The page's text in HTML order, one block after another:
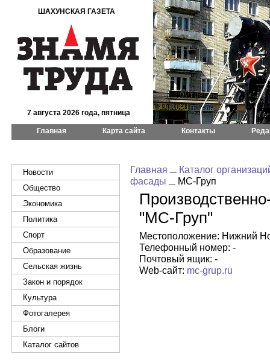
ШАХУНСКАЯ ГАЗЕТА
7 августа 2026 года, пятница
Главная Карта сайта Контакты
Новости
Общество
Экономика
Политика
Спорт
Образование
Сельская жизнь
Закон и порядок
Культура
Фотогалерея
Блоги
Каталог сайтов
Главная
Каталог
фасады
МС-Груп
"МС-Груп"
Местоположение: Нижний
Телефонный номер: -
Почтовый ящик: -
Web-сайт: mc-grup.ru